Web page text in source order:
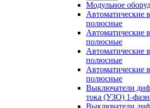
Модульное
Автоматические
полюсные
Автоматические
полюсные
Автоматические
полюсные
Автоматические
полюсные
Выключатели
тока (УЗО) 1-
Выключатели